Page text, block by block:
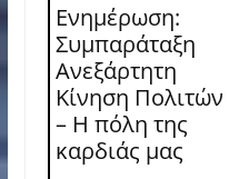
Ενημέρωση:
Συμπαράταξη
Ανεξάρτητη
Κίνηση Πολιτών
– Η πόλη της
καρδιάς μας